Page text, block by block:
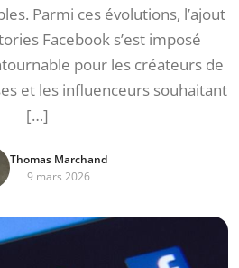
Parmi ces évolutions, l’ajout
Facebook s’est imposé
pour les créateurs de
et les influenceurs souhaitant
[…]
Thomas Marchand
9 mars 2026